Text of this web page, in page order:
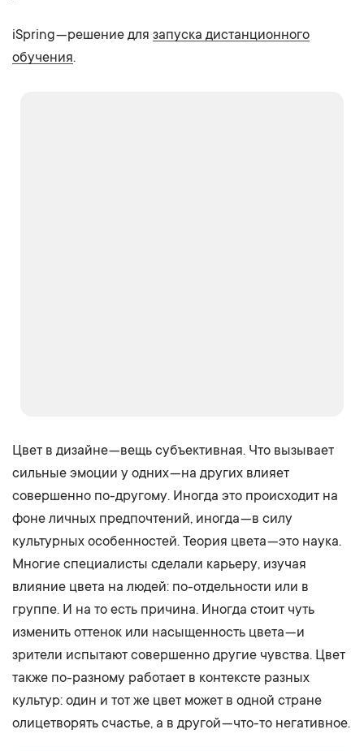
iSpring — решение для запуска дистанционного
обучения.
Цвет в дизайне — вещь субъективная. Что вызывает
сильные эмоции у одних — на других влияет
совершенно по-другому. Иногда это происходит на
фоне личных предпочтений, иногда — в силу
культурных особенностей. Теория цвета — это наука.
Многие специалисты сделали карьеру, изучая
влияние цвета на людей: по-отдельности или в
группе. И на то есть причина. Иногда стоит чуть
изменить оттенок или насыщенность цвета — и
зрители испытают совершенно другие чувства. Цвет
также по-разному работает в контексте разных
культур: один и тот же цвет может в одной стране
олицетворять счастье, а в другой — что-то негативное.